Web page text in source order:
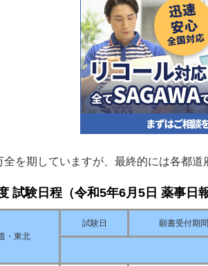
全を期していますが、最終的には各都道
試験日程（令和5年6月5日 薬事日
・東北
試験日 願書受付期間